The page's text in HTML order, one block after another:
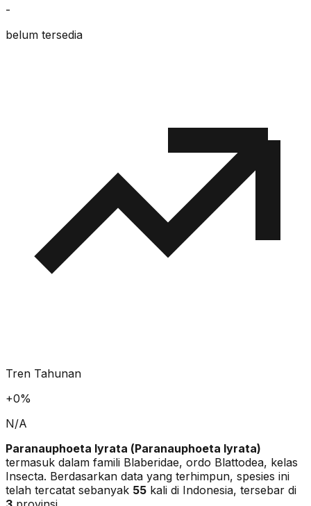
-
belum tersedia
Tren Tahunan
+0%
N/A
Paranauphoeta lyrata (Paranauphoeta lyrata)
termasuk dalam famili Blaberidae, ordo Blattodea, kelas
Insecta. Berdasarkan data yang terhimpun, spesies ini
telah tercatat sebanyak 55 kali di Indonesia, tersebar di